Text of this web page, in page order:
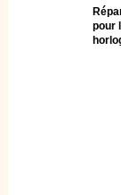
pour